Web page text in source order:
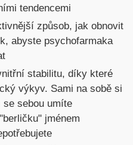
tendencemi
způsob, jak obnovit
abyste psychofarmaka
stabilitu, díky které
výkyv. Sami na sobě si
se sebou umíte
jménem